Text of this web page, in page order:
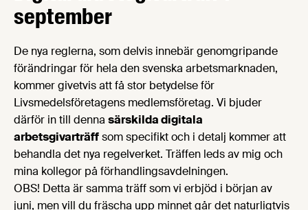
september
De nya reglerna, som delvis innebär genomgripande
förändringar för hela den svenska arbetsmarknaden,
kommer givetvis att få stor betydelse för
Livsmedelsföretagens medlemsföretag. Vi bjuder
därför in till denna särskilda digitala
arbetsgivarträffsom specifikt och i detalj kommer att
behandla det nya regelverket. Träffen leds av mig och
mina kollegor på förhandlingsavdelningen.
OBS! Detta är samma träff som vi erbjöd i början av
juni, men vill du fräscha upp minnet går det naturligtvis